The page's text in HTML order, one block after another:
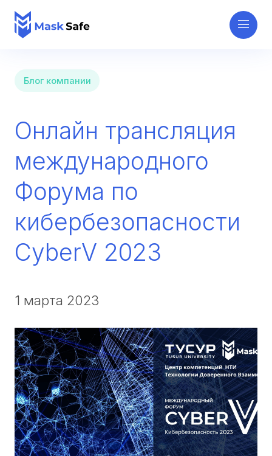
Блог компании
Онлайн трансляция
международного
Форума по
кибербезопасности
CyberV 2023
1 марта 2023